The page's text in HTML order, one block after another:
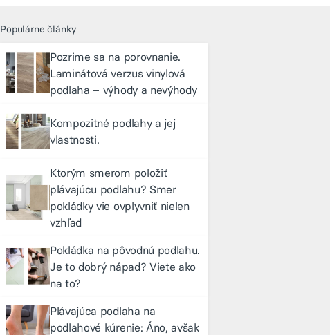
Populárne články
Pozrime sa na porovnanie.
Laminátová verzus vinylová
podlaha – výhody a nevýhody
Kompozitné podlahy a jej
vlastnosti.
Ktorým smerom položiť
plávajúcu podlahu? Smer
pokládky vie ovplyvniť nielen
vzhľad
Pokládka na pôvodnú podlahu.
Je to dobrý nápad? Viete ako
na to?
Plávajúca podlaha na
podlahové kúrenie: Áno, avšak